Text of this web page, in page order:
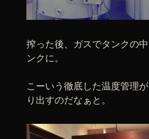
搾った後、ガスでタンクの
ンクに。
こーいう徹底した温度管理
り出すのだなぁと。